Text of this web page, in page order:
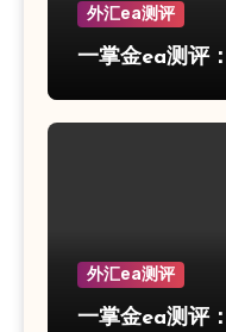
外汇ea测评
一掌金ea测评
外汇ea测评
一掌金ea测评